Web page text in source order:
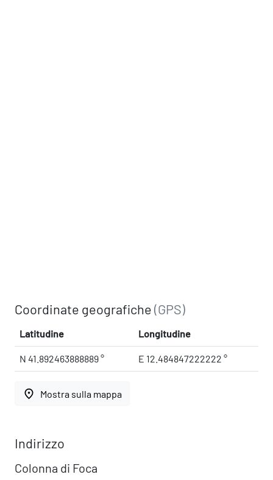
Coordinate geografiche(GPS)
Latitudine Longitudine
N 41.892463888889 ° E 12.484847222222 °
place Mostra sulla mappa
Indirizzo
Colonna di Foca